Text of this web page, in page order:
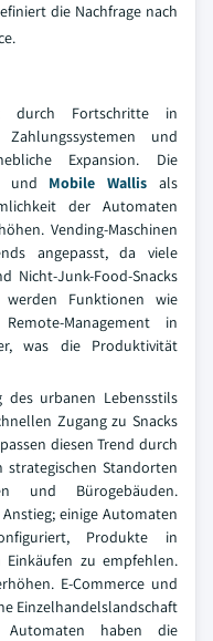
die Nachfrage nach
durch Fortschritte in
und
Expansion. Die
und Mobile Wallis als
der Automaten
Vending-Maschinen
angepasst, da viele
Nicht-Junk-Food-Snacks
Funktionen wie
Management in
was die Produktivität
des urbanen Lebensstils
Zugang zu Snacks
diesen Trend durch
Standorten
und Bürogebäuden.
einige Automaten
Produkte in
zu empfehlen.
E-Commerce und
Einzelhandelslandschaft
Automaten haben die